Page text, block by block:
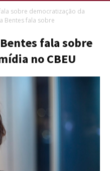
Fotec
sobre democratização da
Bentes fala sobre
fala sobre
no CBEU